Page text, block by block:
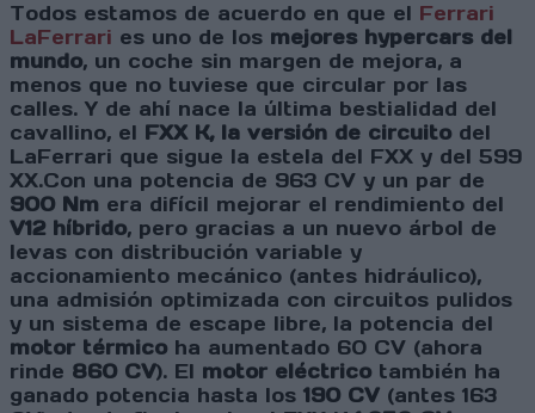
Todos estamos de acuerdo en que el Ferrari
LaFerrari es uno de los mejores hypercars del
mundo, un coche sin margen de mejora, a
menos que no tuviese que circular por las
calles. Y de ahí nace la última bestialidad del
cavallino, el FXX K, la versión de circuito del
LaFerrari que sigue la estela del FXX y del 599
XX.Con una potencia de 963 CV y un par de
900 Nm era difícil mejorar el rendimiento del
V12 híbrido, pero gracias a un nuevo árbol de
levas con distribución variable y
accionamiento mecánico (antes hidráulico),
una admisión optimizada con circuitos pulidos
y un sistema de escape libre, la potencia del
motor térmico ha aumentado 60 CV (ahora
rinde 860 CV). El motor eléctrico también ha
ganado potencia hasta los 190 CV (antes 163